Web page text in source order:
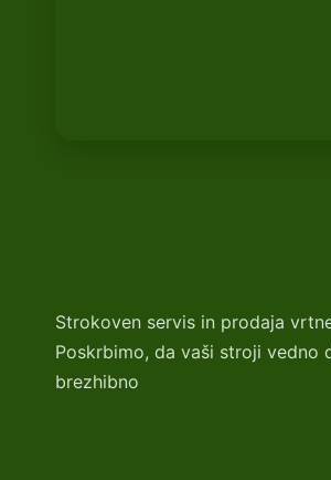
Strokoven servis in prodaja
Poskrbimo, da vaši stroji vedno
brezhibno